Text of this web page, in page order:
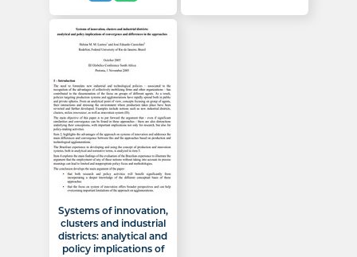
Systems of innovation,
clusters and industrial
districts: analytical and
policy implications of